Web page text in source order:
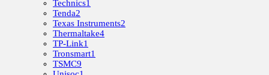
Technics1
Tenda2
Texas Instruments2
Thermaltake4
TP-Link1
Tronsmart1
TSMC9